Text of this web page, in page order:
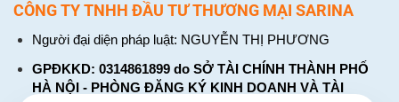
CÔNG TY TNHH ĐẦU TƯ THƯƠNG MẠI SARINA
Người đại diện pháp luật: NGUYỄN THỊ PHƯƠNG
GPĐKKD: 0314861899 do SỞ TÀI CHÍNH THÀNH PHỐ
HÀ NỘI - PHÒNG ĐĂNG KÝ KINH DOANH VÀ TÀI